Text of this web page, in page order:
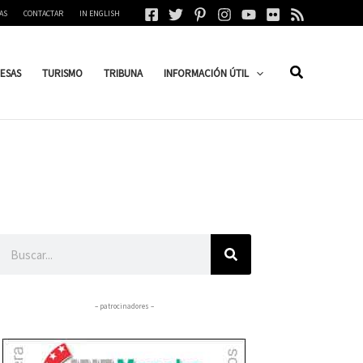
CONTACTAR IN ENGLISH
TURISMO TRIBUNA INFORMACIÓN ÚTIL
– patrocinadores –